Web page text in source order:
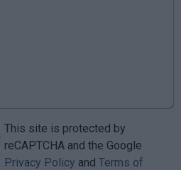
This site is protected by
reCAPTCHA and the Google
Privacy Policy and Terms of